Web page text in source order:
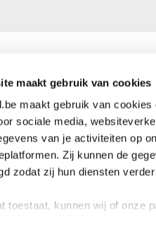
maakt gebruik van cookies
maakt gebruik van
sociale media,
van je activiteiten op
Zij kunnen de
zodat zij hun diensten
toestaat, kunnen wij of onze
+32 (0)16 39 50 50
info@kerkinnood.be
BE91 4176 0144 9176